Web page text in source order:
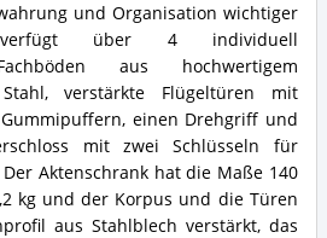
und Organisation wichtiger
über 4 individuell
aus hochwertigem
Stahl, verstärkte Flügeltüren mit
einen Drehgriff und
mit zwei Schlüsseln für
Aktenschrank hat die Maße 140
kg und der Korpus und die Türen
aus Stahlblech verstärkt, das